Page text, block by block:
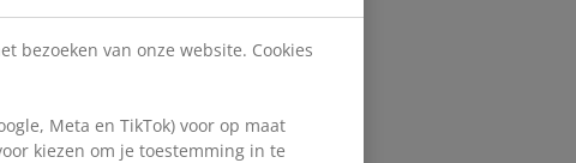
bezoeken van onze website. Cookies
Meta en TikTok) voor op maat
kiezen om je toestemming in te